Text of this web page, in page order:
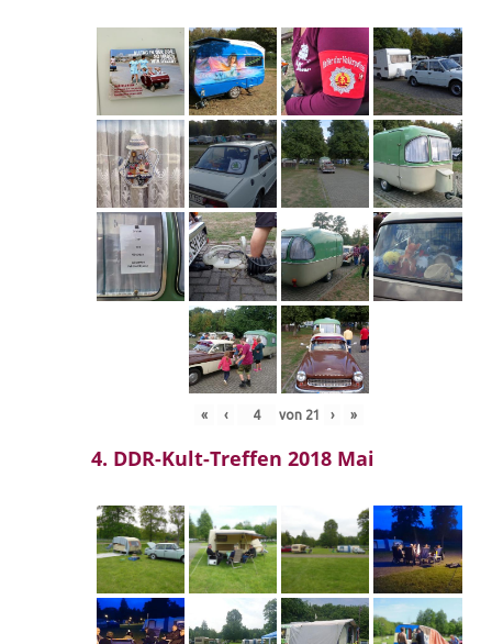
« ‹ von 21 › »
4. DDR-Kult-Treffen 2018 Mai